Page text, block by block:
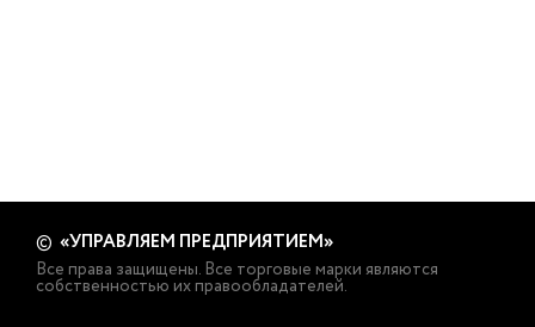
© «УПРАВЛЯЕМ ПРЕДПРИЯТИЕМ»
Все права защищены. Все торговые марки являются
собственностью их правообладателей.